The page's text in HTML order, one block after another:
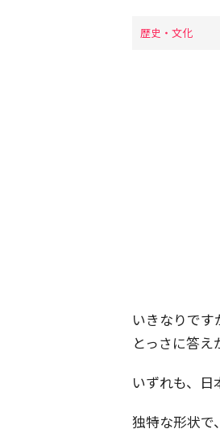
歴史・文化
いきなりです
とっさに答え
いずれも、日
独特な形状で